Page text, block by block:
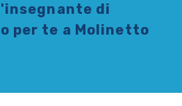
insegnante di
per te a Molinetto